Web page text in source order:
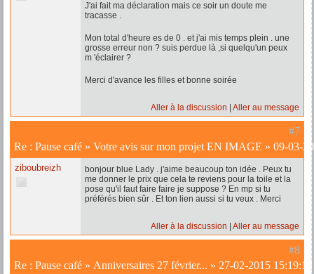
J'ai fait ma déclaration mais ce soir un doute me
tracasse .
Mon total d'heure es de 0 . et j'ai mis temps plein . une
grosse erreur non ? suis perdue là ,si quelqu'un peux
m 'éclairer ?
Merci d'avance les filles et bonne soirée
Aller à la discussion Aller au message
#7
Re : Pause café » Votre avis sur mon projet EN IMAGE » 09-03-
ziboubreizh
bonjour blue Lady . j'aime beaucoup ton idée . Peux tu
me donner le prix que cela te reviens pour la toile et la
pose qu'il faut faire faire je suppose ? En mp si tu
préférés bien sûr . Et ton lien aussi si tu veux . Merci
Aller à la discussion Aller au message
#8
Re : Pause café » Anniversaires 27 février... » 27-02-2015 15:19:12